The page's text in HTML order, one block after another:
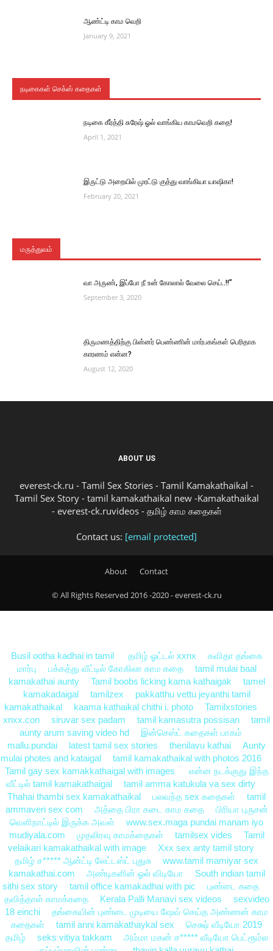
ஆண்ட்டி காம வெறி
January 9, 2021
நடிகைகள் செக்ஸ் கதைகள்
நடிகை கீர்த்தி சுரேஷ் ஓல் வாங்கிய காமவெறி கதை!
April 1, 2021
இருட்டு அறையில் முரட்டு குத்து வாங்கியா யாஷிகா!
February 20, 2021
மருத்துவம்
வா அருண், இப்போ நீ உன் கோலால் வேலை செய்..!!”
September 3, 2020
திருமணத்திற்கு பின்னர் பெண்ணின் மார்பகங்கள் பெரிதாக
காரணம் என்ன?
August 12, 2020
ABOUT US
everest-ck.ru - Tamil Sex Stories - Tamil Kamakathaikal -
Tamil Sex Story - tamil kamakathaikal new -Kamakathaikal
- everest-ck.ruvideos - தமிழ் காம கதைகள்
Contact us: [email protected]
About Contact
© All Rights Reserved 2016 -2020 - everest-ck.ru
Busil ootha kadhai in tamil தமிழ் ஓட்டல் xxnx
கவிதா தங்கை
மார்பு
பக்கத்து வீட்டில் கோகிலா காம கதை
tamil mulai baal
kamakathai aunty
Tamil boobs licking kama kathaigak
tamel
kamakadaigal
tamilzex
pakkatthu vettu jeyanthi tamil
kamakathaikal
kaama kathaikal chithi i. photo
Tamilxstories
xnxx.con
siruvar sex padam tamil kamasutra possisan
tamil
aunty arum saving video hd
இன்செஸ்ட் கதைகள் பாகம்
mallu.pundai
latest tamil sex stories thenilavu kathai
Aunty
mulai photes and kataigal
tamil kamakathaikal with photos 2016
Tamil gay sex kamakkathaigal with images
என்ன நடக்குது இந்த
வீட்டில் tamil kamakathaigal
tamil amma katukula va sex dirty
Thahai thambi sex kamakathaikal
பலவந்த sex கதைகள்
tamil
ammaveri sex com
அத்தை பிரா கடை காம கதை
பிரியா புருசன்
வெளிநாட்டில் இருக்க அவள்
www.sex.maga pundai manam iyo
mudiyala.com
முதலிரவு காமக்தைகள் tamilsex vides
Tamil
velaikari kamakathaikal with image
Xxx sex anty tamil story
தமிழ் ச***** ஆன்ட்டி லேட்டஸ்ட் புதுசு
www.tamil mamiyar sex
kamakathai.com
அண்டிகளின் ஓல் விடியோ
South indian tamil
sithi sex story
tamil office kamakadhai with pic
புண்டை கதை
தவித்தாள் காமக்கதை
Kerala Palli Manavi sex videos
sexvideo
18 einchi
தங்கையின் புண்டை முடியை ஷேவ் செய்த அண்ணன் காம
கதைகள்
tamil anni kamakathaykal sex
செக்ஷ் வீடியோ 2019
தமிழ்
seks vitiya takkam
அம்மா மகன் ச***** வீடியோ பெட்ரூம்ல